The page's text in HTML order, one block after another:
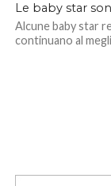
Le baby star
Alcune baby star
continuano al